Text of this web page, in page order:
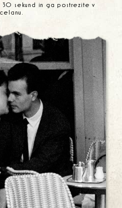
30 sekund in ga postrezite v